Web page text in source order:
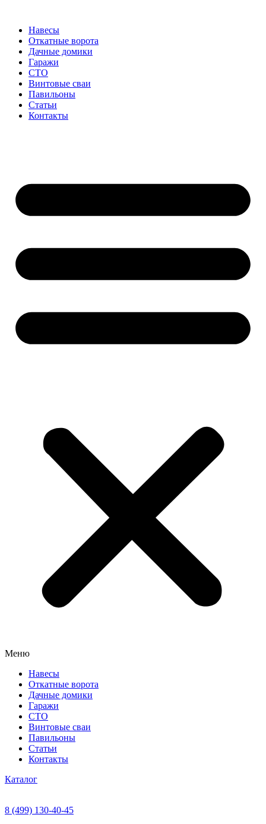
содержимому
Навесы
Откатные ворота
Дачные домики
Гаражи
СТО
Винтовые сваи
Павильоны
Статьи
Контакты
Меню
Навесы
Откатные ворота
Дачные домики
Гаражи
СТО
Винтовые сваи
Павильоны
Статьи
Контакты
Каталог
8 (499) 130-40-45